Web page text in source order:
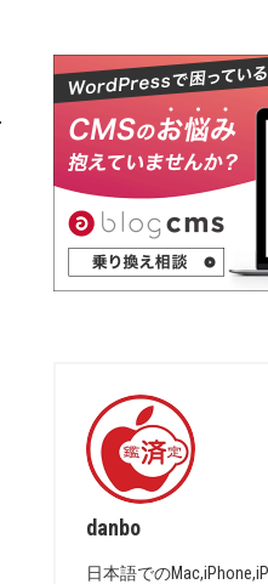
danbo
日本語での